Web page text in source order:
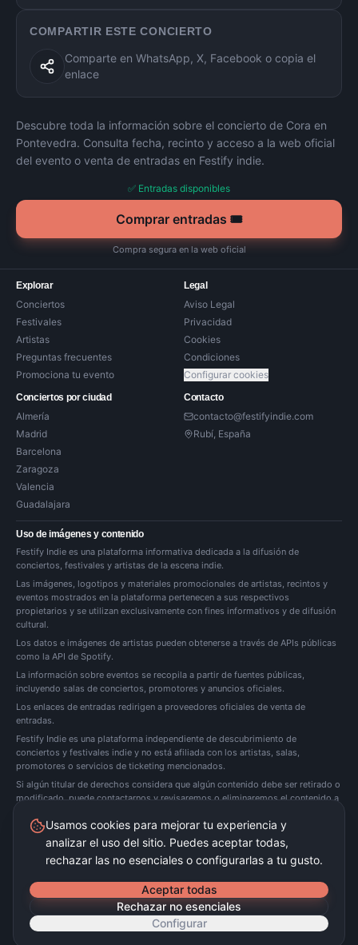
COMPARTIR ESTE CONCIERTO
Comparte en WhatsApp, X, Facebook o copia el
enlace
Descubre toda la información sobre el concierto de Cora en
Pontevedra. Consulta fecha, recinto y acceso a la web oficial
del evento o venta de entradas en Festify indie.
✅ Entradas disponibles
Comprar entradas 🎟️
Compra segura en la web oficial
Explorar
Conciertos
Festivales
Artistas
Preguntas frecuentes
Promociona tu evento
Legal
Aviso Legal
Privacidad
Cookies
Condiciones
Configurar cookies
Conciertos por ciudad
Almería
Madrid
Barcelona
Zaragoza
Valencia
Guadalajara
Contacto
contacto@festifyindie.com
Rubí, España
Uso de imágenes y contenido
Festify Indie es una plataforma informativa dedicada a la difusión de
conciertos, festivales y artistas de la escena indie.
Las imágenes, logotipos y materiales promocionales de artistas, recintos y
eventos mostrados en la plataforma pertenecen a sus respectivos
propietarios y se utilizan exclusivamente con fines informativos y de difusión
cultural.
Los datos e imágenes de artistas pueden obtenerse a través de APIs públicas
como la API de Spotify.
La información sobre eventos se recopila a partir de fuentes públicas,
incluyendo salas de conciertos, promotores y anuncios oficiales.
Los enlaces de entradas redirigen a proveedores oficiales de venta de
entradas.
Festify Indie es una plataforma independiente de descubrimiento de
conciertos y festivales indie y no está afiliada con los artistas, salas,
promotores o servicios de ticketing mencionados.
Si algún titular de derechos considera que algún contenido debe ser retirado o
modificado, puede contactarnos y revisaremos o eliminaremos el contenido a
Festify Indie no vende entradas directamente. Redirigimos a plataformas oficiales de
© 2026 Festify Indie · Beta
Usamos cookies para mejorar tu experiencia y
analizar el uso del sitio. Puedes aceptar todas,
rechazar las no esenciales o configurarlas a tu gusto.
Aceptar todas
Rechazar no esenciales
Configurar